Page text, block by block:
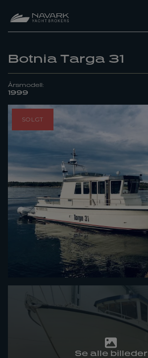
Botnia Targa 31
Årsmodell:
1999
SOLGT
Se alle billeder